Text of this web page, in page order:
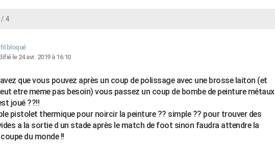
/ 4
bloqué
le 24 avr. 2019 à 16:10
que vous pouvez après un coup de polissage avec une brosse laiton (et
etre meme pas besoin) vous passez un coup de bombe de peinture métaux
joué ??!!
pistolet thermique pour noircir la peinture ?? simple ?? pour trouver des
a la sortie d un stade après le match de foot sinon faudra attendre la
du monde !!